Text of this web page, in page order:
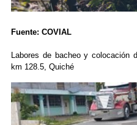
Fuente: COVIAL
Labores de bacheo y colocación
km 128.5, Quiché